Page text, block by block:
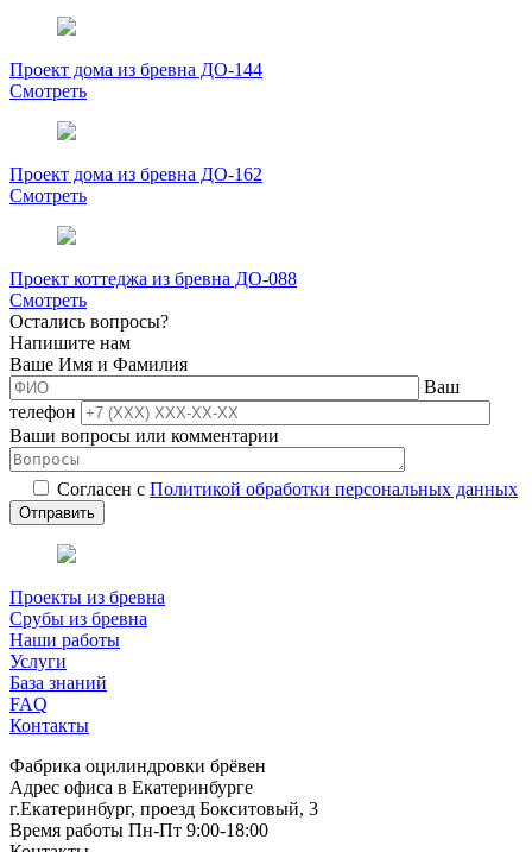
Проект дома из бревна ДО-144
Смотреть
Проект дома из бревна ДО-162
Смотреть
Проект коттеджа из бревна ДО-088
Смотреть
Остались вопросы?
Напишите нам
Ваше Имя и Фамилия
Ваш
телефон
Ваши вопросы или комментарии
Согласен с Политикой обработки персональных данных
Проекты из бревна
Срубы из бревна
Наши работы
Услуги
База знаний
FAQ
Контакты
Фабрика оцилиндровки брёвен
Адрес офиса в Екатеринбурге
г.Екатеринбург, проезд Бокситовый, 3
Время работы Пн-Пт 9:00-18:00